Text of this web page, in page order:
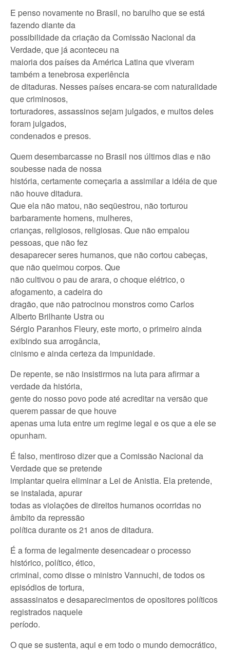
E penso novamente no Brasil, no barulho que se está
fazendo diante da
possibilidade da criação da Comissão Nacional da
Verdade, que já aconteceu na
maioria dos países da América Latina que viveram
também a tenebrosa experiência
de ditaduras. Nesses países encara-se com naturalidade
que criminosos,
torturadores, assassinos sejam julgados, e muitos deles
foram julgados,
condenados e presos.
Quem desembarcasse no Brasil nos últimos dias e não
soubesse nada de nossa
história, certamente começaria a assimilar a idéia de que
não houve ditadura.
Que ela não matou, não seqüestrou, não torturou
barbaramente homens, mulheres,
crianças, religiosos, religiosas. Que não empalou
pessoas, que não fez
desaparecer seres humanos, que não cortou cabeças,
que não queimou corpos. Que
não cultivou o pau de arara, o choque elétrico, o
afogamento, a cadeira do
dragão, que não patrocinou monstros como Carlos
Alberto Brilhante Ustra ou
Sérgio Paranhos Fleury, este morto, o primeiro ainda
exibindo sua arrogância,
cinismo e ainda certeza da impunidade.
De repente, se não insistirmos na luta para afirmar a
verdade da história,
gente do nosso povo pode até acreditar na versão que
querem passar de que houve
apenas uma luta entre um regime legal e os que a ele se
opunham.
É falso, mentiroso dizer que a Comissão Nacional da
Verdade que se pretende
implantar queira eliminar a Lei de Anistia. Ela pretende,
se instalada, apurar
todas as violações de direitos humanos ocorridas no
âmbito da repressão
política durante os 21 anos de ditadura.
É a forma de legalmente desencadear o processo
histórico, político, ético,
criminal, como disse o ministro Vannuchi, de todos os
episódios de tortura,
assassinatos e desaparecimentos de opositores políticos
registrados naquele
período.
O que se sustenta, aqui e em todo o mundo democrático,